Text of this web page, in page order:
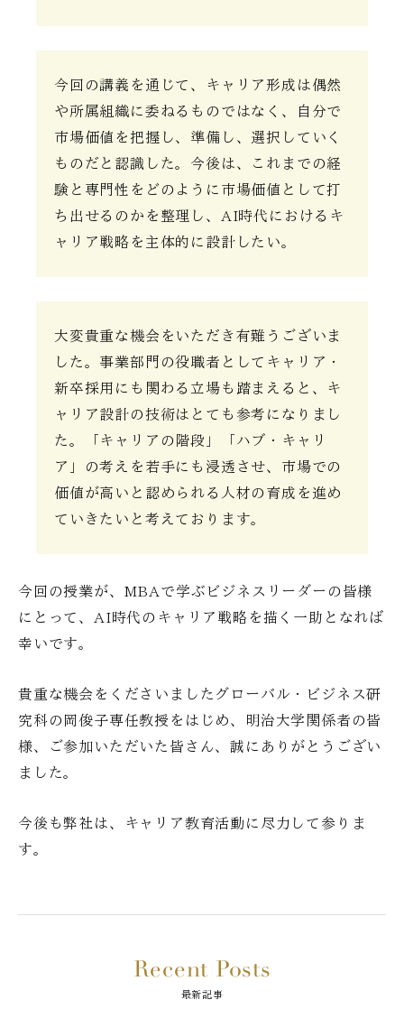
今回の講義を通じて、キャリア形成は偶然
や所属組織に委ねるものではなく、自分で
市場価値を把握し、準備し、選択していく
ものだと認識した。今後は、これまでの経
験と専門性をどのように市場価値として打
ち出せるのかを整理し、AI時代におけるキ
ャリア戦略を主体的に設計したい。
大変貴重な機会をいただき有難うございま
した。事業部門の役職者としてキャリア・
新卒採用にも関わる立場も踏まえると、キ
ャリア設計の技術はとても参考になりまし
た。「キャリアの階段」「ハブ・キャリ
ア」の考えを若手にも浸透させ、市場での
価値が高いと認められる人材の育成を進め
ていきたいと考えております。
今回の授業が、MBAで学ぶビジネスリーダーの皆様
にとって、AI時代のキャリア戦略を描く一助となれば
幸いです。
貴重な機会をくださいましたグローバル・ビジネス研
究科の岡俊子専任教授をはじめ、明治大学関係者の皆
様、ご参加いただいた皆さん、誠にありがとうござい
ました。
今後も弊社は、キャリア教育活動に尽力して参りま
す。
Recent Posts
最新記事